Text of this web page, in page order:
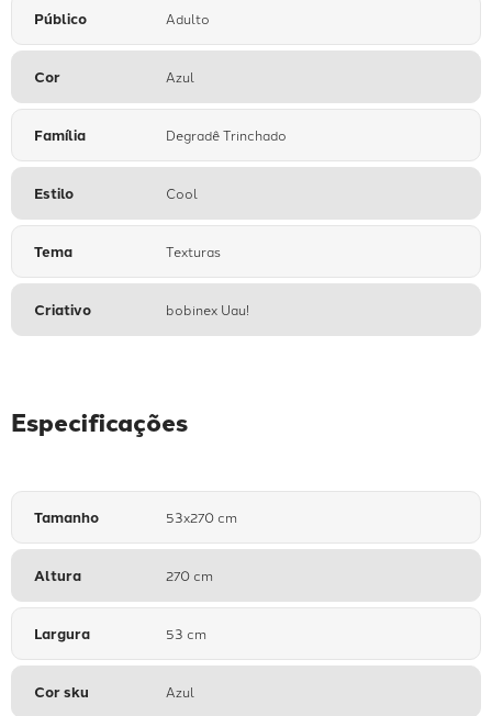
Público Adulto
Cor Azul
Família Degradê Trinchado
Estilo Cool
Tema Texturas
Criativo bobinex Uau!
Especificações
Tamanho 53x270 cm
Altura 270 cm
Largura 53 cm
Cor sku Azul